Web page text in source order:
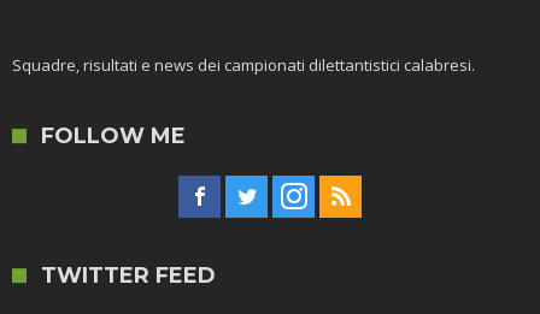
Squadre, risultati e news dei campionati dilettantistici calabresi.
FOLLOW ME
TWITTER FEED